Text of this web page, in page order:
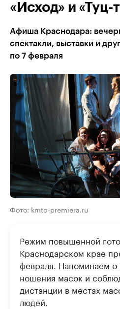
«Исход» и «Туц-
Афиша Краснодара:
спектакли, выставки и
по 7 февраля
Фото: kmto-premiera.ru
Режим повышенной
Краснодарском крае
февраля. Напоминаем о
ношения масок и
дистанции в местах
людей.